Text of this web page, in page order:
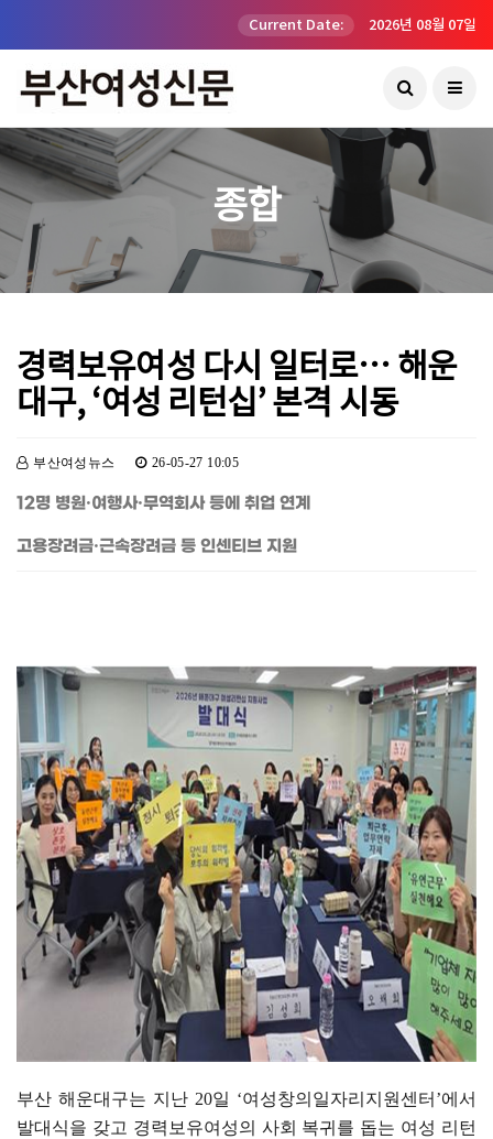
Current Date: 2026년 08월 07일
종합
경력보유여성 다시 일터로… 해운
대구, ‘여성 리턴십’ 본격 시동
부산여성뉴스 26-05-27 10:05
12명 병원·여행사·무역회사 등에 취업 연계
고용장려금·근속장려금 등 인센티브 지원
부산 해운대구는 지난 20일 ‘여성창의일자리지원센터 ’에서
발대식을 갖고 경력보유여성의 사회 복귀를 돕는 여성 리턴